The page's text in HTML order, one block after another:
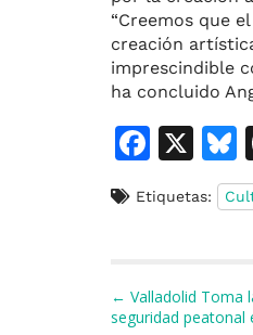
“Creemos que
creación
imprescindible
ha concluido
F
c
b
o
X
k
Etiquetas:
Navegación de
← Valladolid Toma
seguridad peatonal